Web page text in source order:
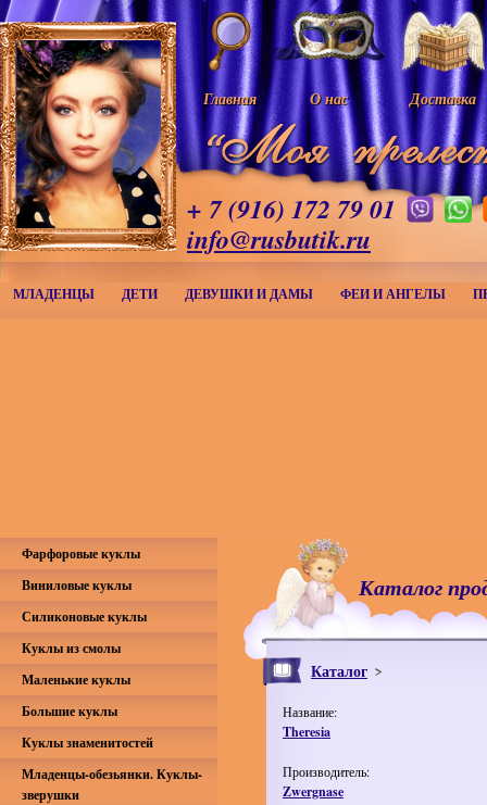
Главная О нас Доставка
+ 7 (916) 172 79 01
info@rusbutik.ru
МЛАДЕНЦЫ ДЕТИ ДЕВУШКИ И ДАМЫ ФЕИ И АНГЕЛЫ
Каталог
Каталог
Название:
Theresia
Производитель:
Zwergnase
Фарфоровые куклы
Виниловые куклы
Силиконовые куклы
Куклы из смолы
Маленькие куклы
Большие куклы
Куклы знаменитостей
Младенцы-обезьянки. Куклы-
зверушки